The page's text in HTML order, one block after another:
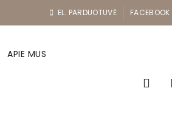
EL. PARDUOTUVĖ FACEBOOK
APIE MUS